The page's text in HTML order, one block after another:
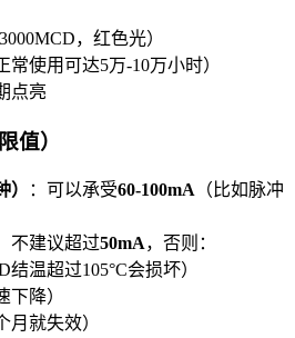
，红色光）
常使用可达5万-10万小时）
点亮
值）
：可以承受60-100mA （比如脉冲
不建议超过50mA，否则：
结温超过105°C会损坏）
下降）
月就失效）